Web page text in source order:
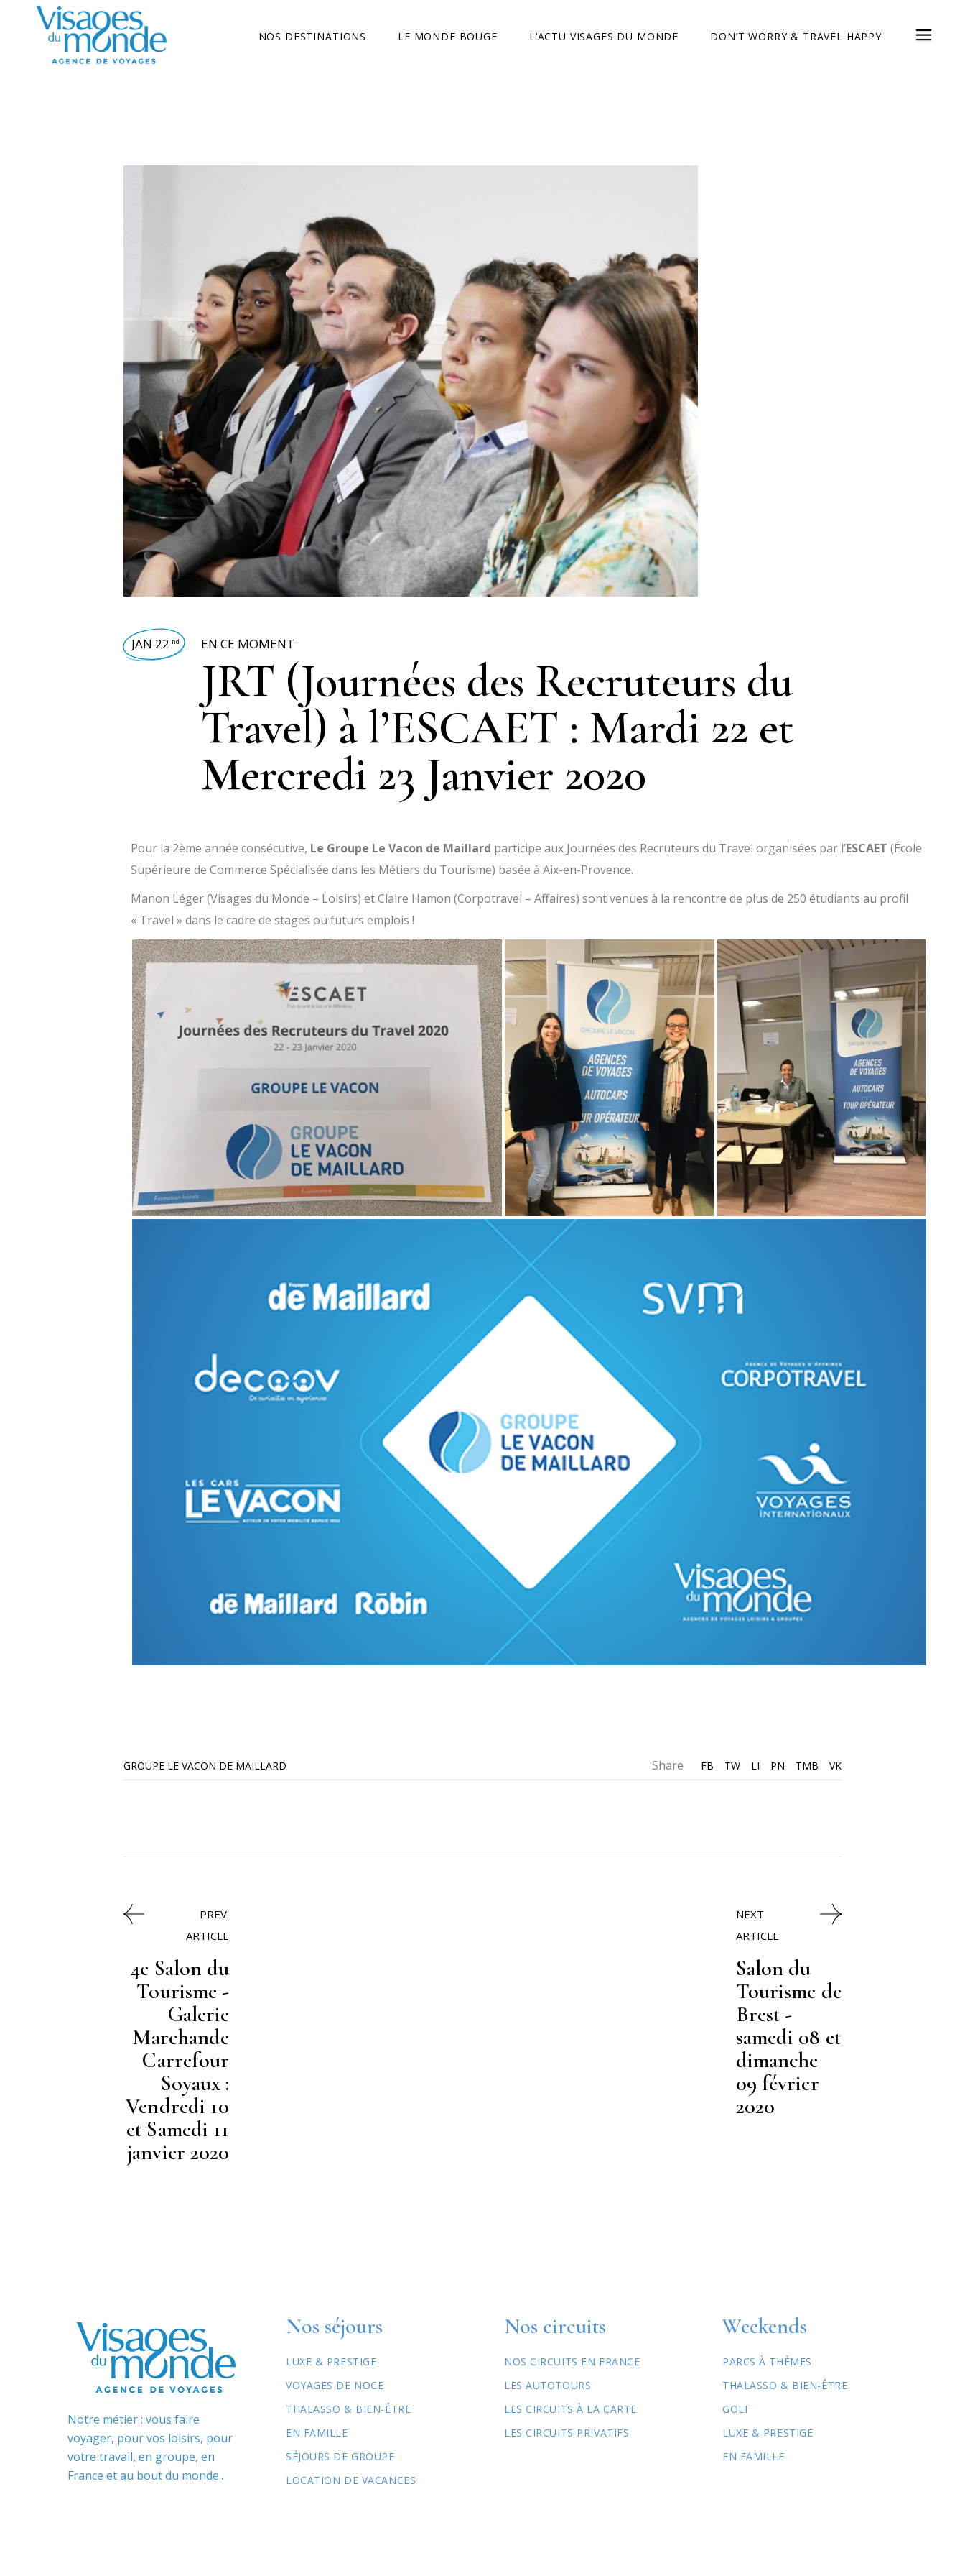
NOS DESTINATIONS LE MONDE BOUGE L’ACTU VISAGES DU MONDE DON’T WORRY & TRAVEL HAPPY
JAN 22 nd EN CE MOMENT
JRT (Journées des Recruteurs du
Travel) à l’ESCAET : Mardi 22 et
Mercredi 23 Janvier 2020
Pour la 2ème année consécutive, Le Groupe Le Vacon de Maillard participe aux Journées des Recruteurs du Travel organisées par l’ESCAET (École
Supérieure de Commerce Spécialisée dans les Métiers du Tourisme) basée à Aix-en-Provence.
Manon Léger (Visages du Monde – Loisirs) et Claire Hamon (Corpotravel – Affaires) sont venues à la rencontre de plus de 250 étudiants au profil
« Travel » dans le cadre de stages ou futurs emplois !
GROUPE LE VACON DE MAILLARD Share FB TW LI PN TMB VK
PREV.
ARTICLE
4e Salon du
Tourisme -
Galerie
Marchande
Carrefour
Soyaux :
Vendredi 10
et Samedi 11
janvier 2020
NEXT
ARTICLE
Salon du
Tourisme de
Brest -
samedi 08 et
dimanche
09 février
2020
Notre métier : vous faire
voyager, pour vos loisirs, pour
votre travail, en groupe, en
France et au bout du monde..
Nos séjours
LUXE & PRESTIGE
VOYAGES DE NOCE
THALASSO & BIEN-ÊTRE
EN FAMILLE
SÉJOURS DE GROUPE
LOCATION DE VACANCES
Nos circuits
NOS CIRCUITS EN FRANCE
LES AUTOTOURS
LES CIRCUITS À LA CARTE
LES CIRCUITS PRIVATIFS
Weekends
PARCS À THÈMES
THALASSO & BIEN-ÊTRE
GOLF
LUXE & PRESTIGE
EN FAMILLE